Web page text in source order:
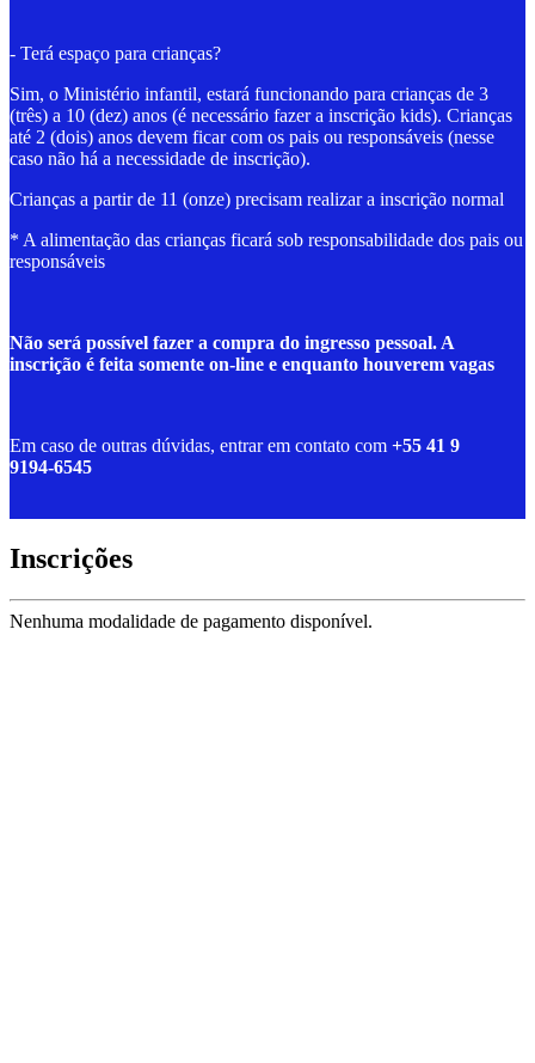
- Terá espaço para crianças?
Sim, o Ministério infantil, estará funcionando para crianças de 3
(três) a 10 (dez) anos (é necessário fazer a inscrição kids). Crianças
até 2 (dois) anos devem ficar com os pais ou responsáveis (nesse
caso não há a necessidade de inscrição).
Crianças a partir de 11 (onze) precisam realizar a inscrição normal
* A alimentação das crianças ficará sob responsabilidade dos pais ou
responsáveis
Não será possível fazer a compra do ingresso pessoal. A
inscrição é feita somente on-line e enquanto houverem vagas
Em caso de outras dúvidas, entrar em contato com ‪ +55 41 9
9194‑6545
Inscrições
Nenhuma modalidade de pagamento disponível.